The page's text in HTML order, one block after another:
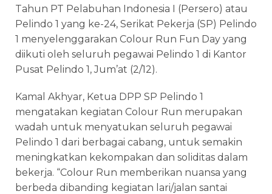
Tahun PT Pelabuhan Indonesia I (Persero) atau
Pelindo 1 yang ke-24, Serikat Pekerja (SP) Pelindo
1 menyelenggarakan Colour Run Fun Day yang
diikuti oleh seluruh pegawai Pelindo 1 di Kantor
Pusat Pelindo 1, Jum’at (2/12).
Kamal Akhyar, Ketua DPP SP Pelindo 1
mengatakan kegiatan Colour Run merupakan
wadah untuk menyatukan seluruh pegawai
Pelindo 1 dari berbagai cabang, untuk semakin
meningkatkan kekompakan dan soliditas dalam
bekerja. “Colour Run memberikan nuansa yang
berbeda dibanding kegiatan lari/jalan santai